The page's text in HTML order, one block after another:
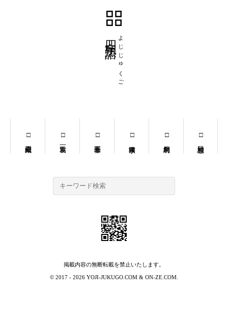
よじじゅくご
掲載内容の無断転載を禁止いたします。
© 2017 - 2026 YOJI-JUKUGO.COM & ON-ZE.COM